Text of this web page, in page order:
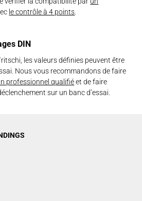
le contrôle à 4 points
DIN
les valeurs définies peuvent être
Nous vous recommandons de faire
professionnel qualifiéet de faire
sur un banc d’essai.